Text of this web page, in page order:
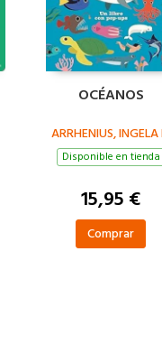
OCÉANOS
ARRHENIUS, INGELA
Disponible en tienda
15,95 €
Comprar